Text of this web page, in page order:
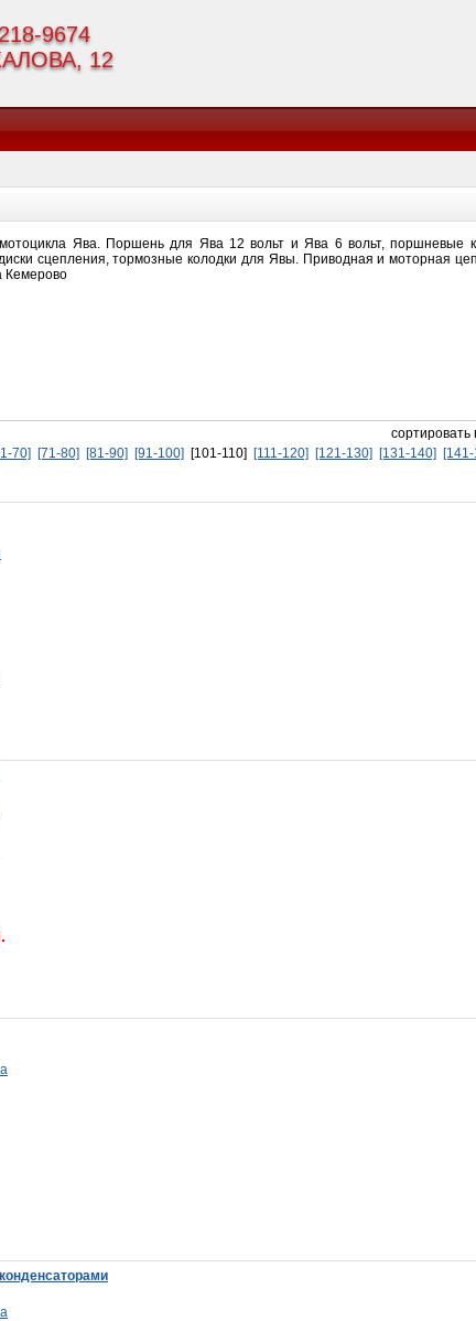
9674
12
мотоцикла Ява. Поршень для Ява 12 вольт и Ява 6 вольт, поршневые
сцепления, тормозные колодки для Явы. Приводная и моторная
Кемерово
cортировать
70] [71-80] [81-90] [91-100] [101-110] [111-120] [121-130] [131-140]